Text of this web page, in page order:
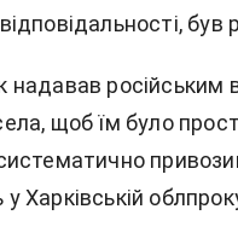
надавав російським
щоб їм було
Харківській